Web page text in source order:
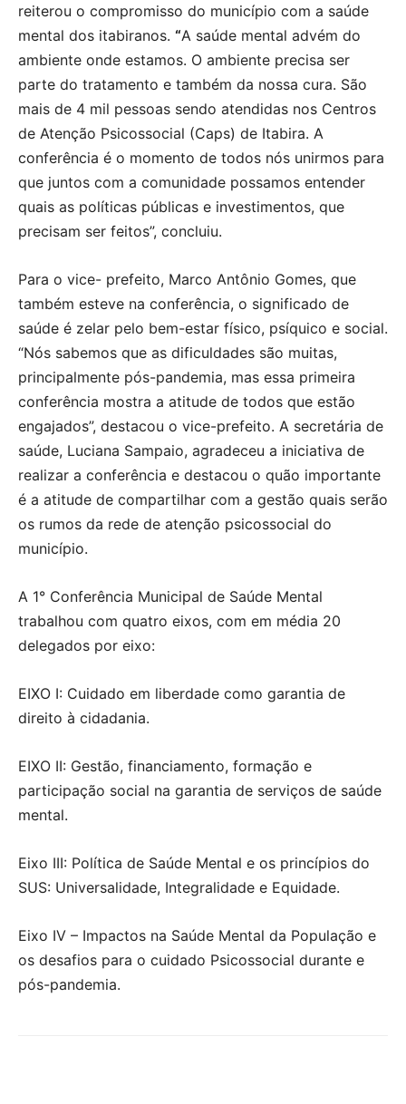
reiterou o compromisso do município com a saúde
mental dos itabiranos. “A saúde mental advém do
ambiente onde estamos. O ambiente precisa ser
parte do tratamento e também da nossa cura. São
mais de 4 mil pessoas sendo atendidas nos Centros
de Atenção Psicossocial (Caps) de Itabira. A
conferência é o momento de todos nós unirmos para
que juntos com a comunidade possamos entender
quais as políticas públicas e investimentos, que
precisam ser feitos”, concluiu.
Para o vice- prefeito, Marco Antônio Gomes, que
também esteve na conferência, o significado de
saúde é zelar pelo bem-estar físico, psíquico e social.
“Nós sabemos que as dificuldades são muitas,
principalmente pós-pandemia, mas essa primeira
conferência mostra a atitude de todos que estão
engajados”, destacou o vice-prefeito. A secretária de
saúde, Luciana Sampaio, agradeceu a iniciativa de
realizar a conferência e destacou o quão importante
é a atitude de compartilhar com a gestão quais serão
os rumos da rede de atenção psicossocial do
município.
A 1° Conferência Municipal de Saúde Mental
trabalhou com quatro eixos, com em média 20
delegados por eixo:
EIXO I: Cuidado em liberdade como garantia de
direito à cidadania.
EIXO II: Gestão, financiamento, formação e
participação social na garantia de serviços de saúde
mental.
Eixo III: Política de Saúde Mental e os princípios do
SUS: Universalidade, Integralidade e Equidade.
Eixo IV – Impactos na Saúde Mental da População e
os desafios para o cuidado Psicossocial durante e
pós-pandemia.